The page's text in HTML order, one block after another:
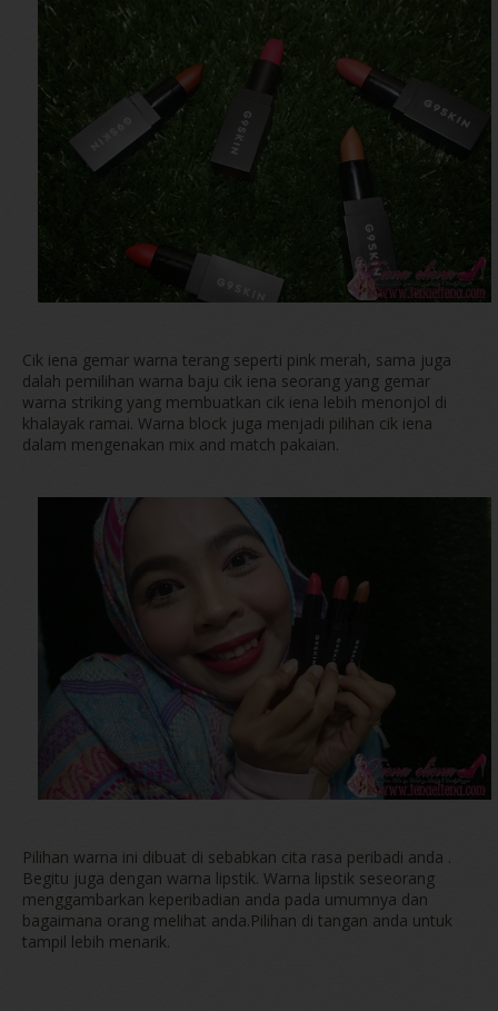
Cik iena gemar warna terang seperti pink merah, sama juga
dalah pemilihan warna baju cik iena seorang yang gemar
warna striking yang membuatkan cik iena lebih menonjol di
khalayak ramai. Warna block juga menjadi pilihan cik iena
dalam mengenakan mix and match pakaian.
Pilihan warna ini dibuat di sebabkan cita rasa peribadi anda .
Begitu juga dengan warna lipstik. Warna lipstik seseorang
menggambarkan keperibadian anda pada umumnya dan
bagaimana orang melihat anda.Pilihan di tangan anda untuk
tampil lebih menarik.